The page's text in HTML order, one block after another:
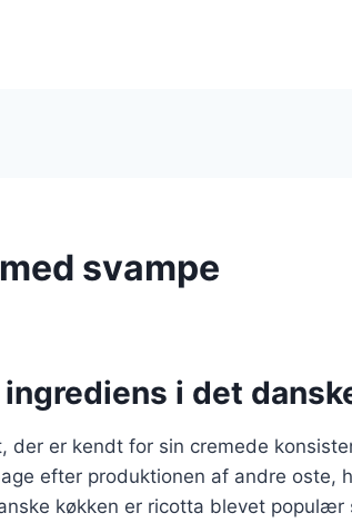
svampe
i det
der er kendt for sin cremede
efter produktionen af andre oste,
køkken er ricotta blevet populær